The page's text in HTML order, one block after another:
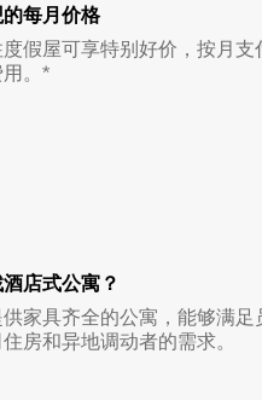
每月价格
假屋可享特别好价，按月支
。*
店式公寓？
家具齐全的公寓，能够满足
房和异地调动者的需求。